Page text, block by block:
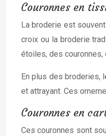
Couronnes en
La broderie est
croix ou la broderie
étoiles, des couronnes,
En plus des
et attrayant. Ces
Couronnes en
Ces couronnes sont